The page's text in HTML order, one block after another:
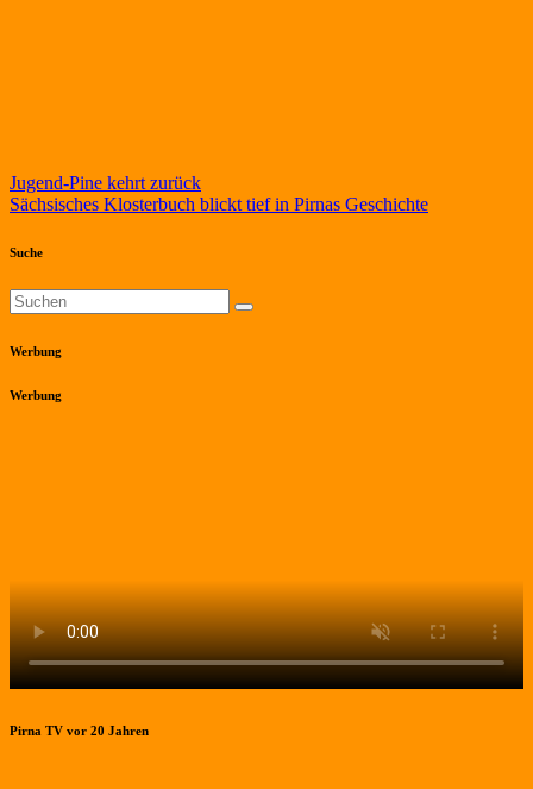
Beitragsnavigation
Jugend-Pine kehrt zurück
Sächsisches Klosterbuch blickt tief in Pirnas Geschichte
Suche
Werbung
Werbung
Pirna TV vor 20 Jahren